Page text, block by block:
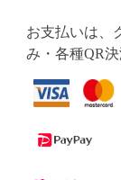
お支払いは、
み・各種QR